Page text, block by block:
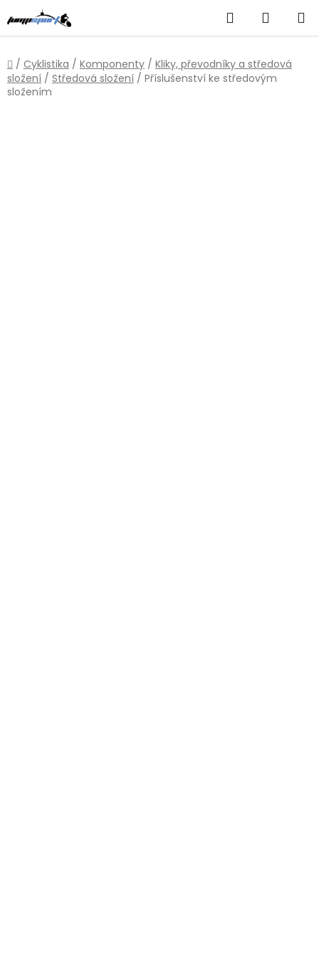
na
obsah
Hledat
KOŠÍK
Domů
/ Cyklistika / Komponenty / Kliky, převodníky a středová
složení / Středová složení / Příslušenství ke středovým
složením